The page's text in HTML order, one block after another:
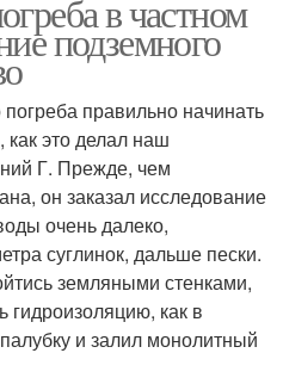
в частном
подземного
правильно начинать
как это делал наш
Г. Прежде, чем
он заказал исследование
очень далеко,
суглинок, дальше пески.
земляными стенками,
гидроизоляцию, как в
и залил монолитный